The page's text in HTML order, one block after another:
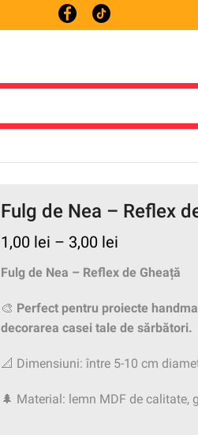
Fulg de Nea – Reflex
1,00 lei – 3,00 lei
Fulg de Nea – Reflex de Gheață
🎨 Perfect pentru proiecte
decorarea casei tale de sărbători.
📐 Dimensiuni: între 5-10 cm
🌲 Material: lemn MDF de calitate,